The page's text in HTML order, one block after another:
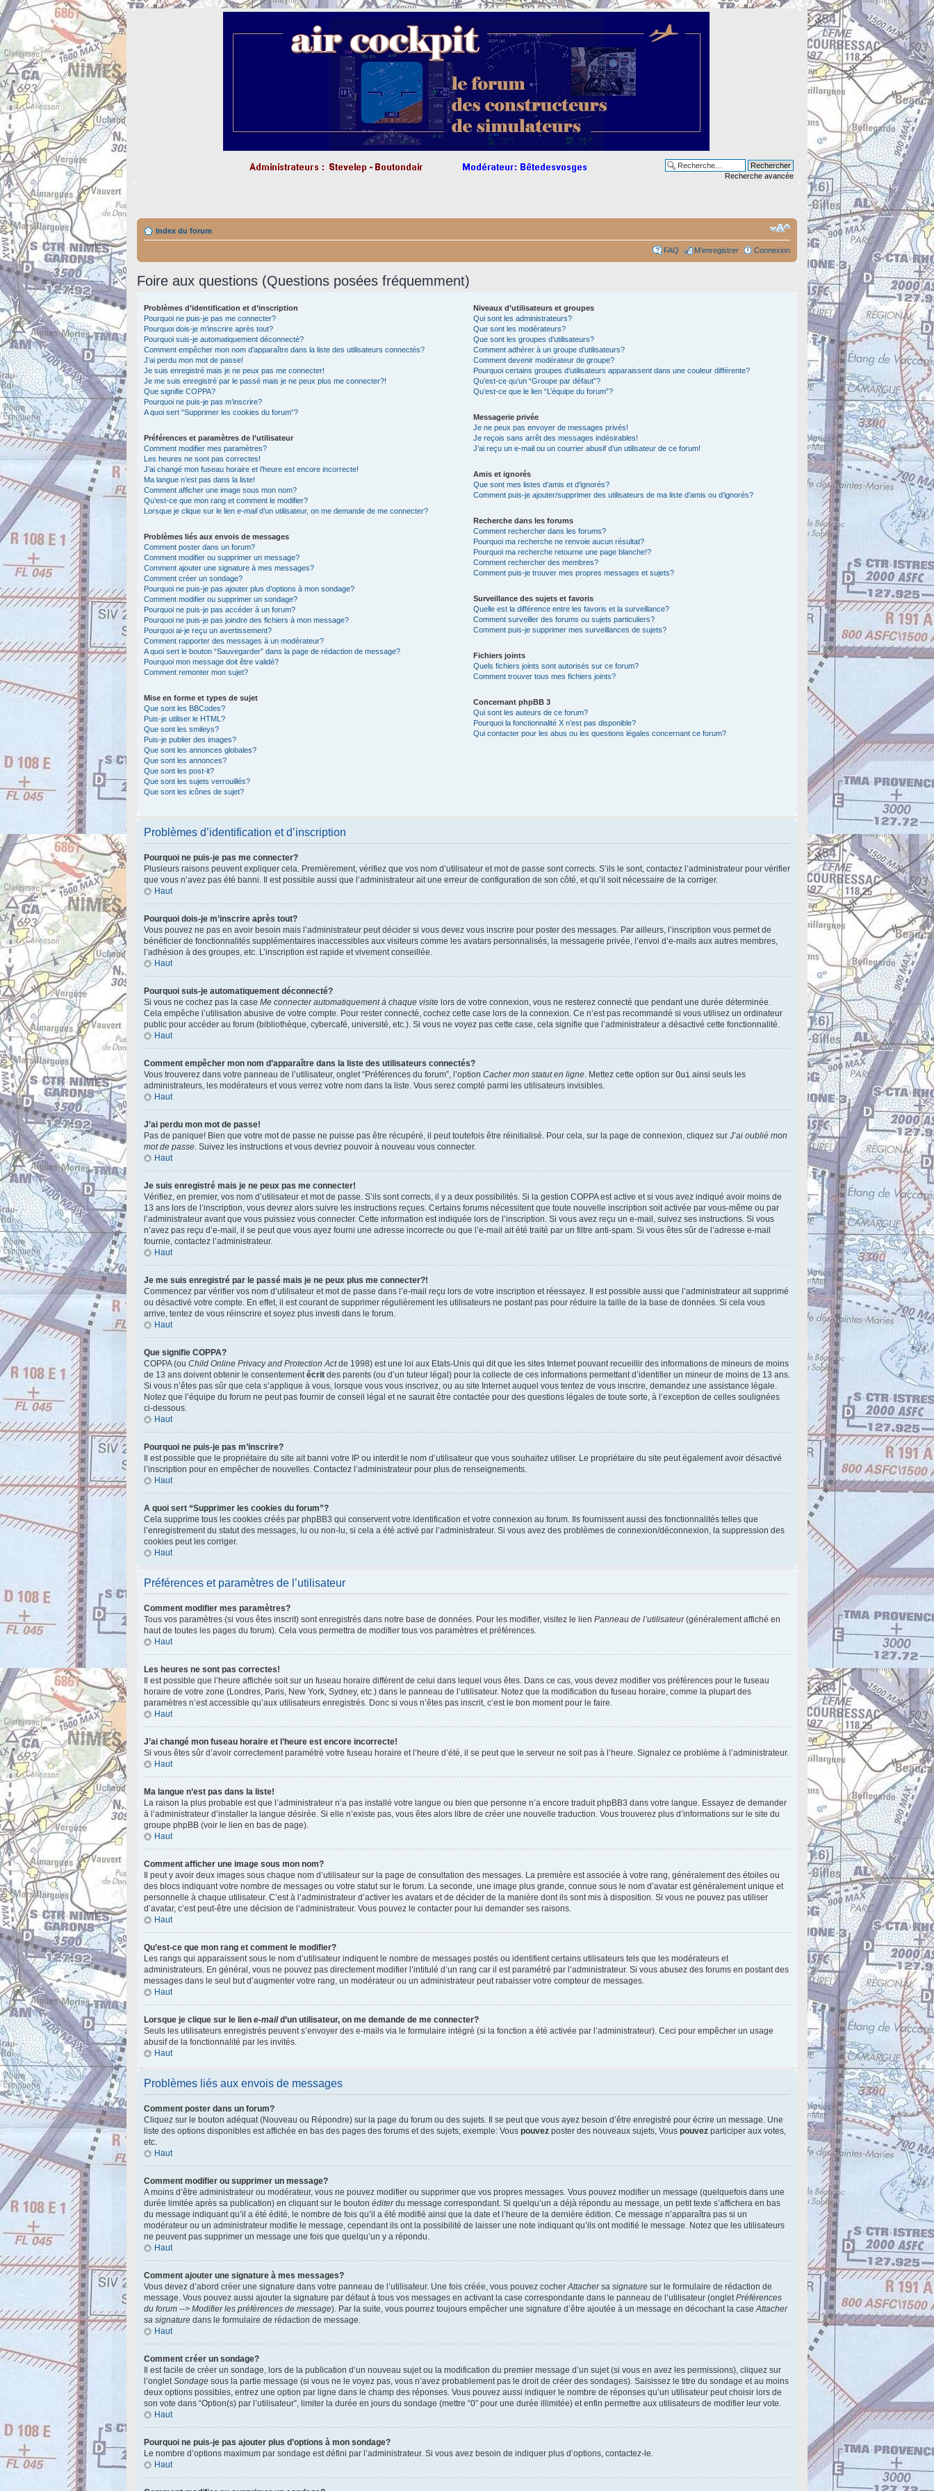
Recherche avancée
Index du forum
FAQ M’enregistrer Connexion
Foire aux questions (Questions posées fréquemment)
Problèmes d’identification et d’inscription
Pourquoi ne puis-je pas me connecter?
Pourquoi dois-je m’inscrire après tout?
Pourquoi suis-je automatiquement déconnecté?
Comment empêcher mon nom d’apparaître dans la liste des utilisateurs connectés?
J’ai perdu mon mot de passe!
Je suis enregistré mais je ne peux pas me connecter!
Je me suis enregistré par le passé mais je ne peux plus me connecter?!
Que signifie COPPA?
Pourquoi ne puis-je pas m’inscrire?
A quoi sert “Supprimer les cookies du forum”?
Préférences et paramètres de l’utilisateur
Comment modifier mes paramètres?
Les heures ne sont pas correctes!
J’ai changé mon fuseau horaire et l’heure est encore incorrecte!
Ma langue n’est pas dans la liste!
Comment afficher une image sous mon nom?
Qu’est-ce que mon rang et comment le modifier?
Lorsque je clique sur le lien e-maild’un utilisateur, on me demande de me connecter?
Problèmes liés aux envois de messages
Comment poster dans un forum?
Comment modifier ou supprimer un message?
Comment ajouter une signature à mes messages?
Comment créer un sondage?
Pourquoi ne puis-je pas ajouter plus d’options à mon sondage?
Comment modifier ou supprimer un sondage?
Pourquoi ne puis-je pas accéder à un forum?
Pourquoi ne puis-je pas joindre des fichiers à mon message?
Pourquoi ai-je reçu un avertissement?
Comment rapporter des messages à un modérateur?
A quoi sert le bouton “Sauvegarder” dans la page de rédaction de message?
Pourquoi mon message doit être validé?
Comment remonter mon sujet?
Mise en forme et types de sujet
Que sont les BBCodes?
Puis-je utiliser le HTML?
Que sont les smileys?
Puis-je publier des images?
Que sont les annonces globales?
Que sont les annonces?
Que sont les post-it?
Que sont les sujets verrouillés?
Que sont les icônes de sujet?
Niveaux d’utilisateurs et groupes
Qui sont les administrateurs?
Que sont les modérateurs?
Que sont les groupes d’utilisateurs?
Comment adhérer à un groupe d’utilisateurs?
Comment devenir modérateur de groupe?
Pourquoi certains groupes d’utilisateurs apparaissent dans une couleur différente?
Qu’est-ce qu’un “Groupe par défaut”?
Qu’est-ce que le lien “L’équipe du forum”?
Messagerie privée
Je ne peux pas envoyer de messages privés!
Je reçois sans arrêt des messages indésirables!
J’ai reçu un e-mail ou un courrier abusif d’un utilisateur de ce forum!
Amis et ignorés
Que sont mes listes d’amis et d’ignorés?
Comment puis-je ajouter/supprimer des utilisateurs de ma liste d’amis ou d’ignorés?
Recherche dans les forums
Comment rechercher dans les forums?
Pourquoi ma recherche ne renvoie aucun résultat?
Pourquoi ma recherche retourne une page blanche!?
Comment rechercher des membres?
Comment puis-je trouver mes propres messages et sujets?
Surveillance des sujets et favoris
Quelle est la différence entre les favoris et la surveillance?
Comment surveiller des forums ou sujets particuliers?
Comment puis-je supprimer mes surveillances de sujets?
Fichiers joints
Quels fichiers joints sont autorisés sur ce forum?
Comment trouver tous mes fichiers joints?
Concernant phpBB 3
Qui sont les auteurs de ce forum?
Pourquoi la fonctionnalité X n’est pas disponible?
Qui contacter pour les abus ou les questions légales concernant ce forum?
Problèmes d’identification et d’inscription
Pourquoi ne puis-je pas me connecter?
Plusieurs raisons peuvent expliquer cela. Premièrement, vérifiez que vos nom d’utilisateur et mot de passe sont corrects. S’ils le sont, contactez l’administrateur pour vérifier
que vous n’avez pas été banni. Il est possible aussi que l’administrateur ait une erreur de configuration de son côté, et qu’il soit nécessaire de la corriger.
Haut
Pourquoi dois-je m’inscrire après tout?
Vous pouvez ne pas en avoir besoin mais l’administrateur peut décider si vous devez vous inscrire pour poster des messages. Par ailleurs, l’inscription vous permet de
bénéficier de fonctionnalités supplémentaires inaccessibles aux visiteurs comme les avatars personnalisés, la messagerie privée, l’envoi d’e-mails aux autres membres,
l’adhésion à des groupes, etc. L’inscription est rapide et vivement conseillée.
Haut
Pourquoi suis-je automatiquement déconnecté?
Si vous ne cochez pas la case Me connecter automatiquement à chaque visite lors de votre connexion, vous ne resterez connecté que pendant une durée déterminée.
Cela empêche l’utilisation abusive de votre compte. Pour rester connecté, cochez cette case lors de la connexion. Ce n’est pas recommandé si vous utilisez un ordinateur
public pour accéder au forum (bibliothèque, cybercafé, université, etc.). Si vous ne voyez pas cette case, cela signifie que l’administrateur a désactivé cette fonctionnalité.
Haut
Comment empêcher mon nom d’apparaître dans la liste des utilisateurs connectés?
Vous trouverez dans votre panneau de l’utilisateur, onglet “Préférences du forum”, l’option Cacher mon statut en ligne. Mettez cette option sur Oui ainsi seuls les
administrateurs, les modérateurs et vous verrez votre nom dans la liste. Vous serez compté parmi les utilisateurs invisibles.
Haut
J’ai perdu mon mot de passe!
Pas de panique! Bien que votre mot de passe ne puisse pas être récupéré, il peut toutefois être réinitialisé. Pour cela, sur la page de connexion, cliquez sur J’ai oublié mon
mot de passe. Suivez les instructions et vous devriez pouvoir à nouveau vous connecter.
Haut
Je suis enregistré mais je ne peux pas me connecter!
Vérifiez, en premier, vos nom d’utilisateur et mot de passe. S’ils sont corrects, il y a deux possibilités. Si la gestion COPPA est active et si vous avez indiqué avoir moins de
13 ans lors de l’inscription, vous devrez alors suivre les instructions reçues. Certains forums nécessitent que toute nouvelle inscription soit activée par vous-même ou par
l’administrateur avant que vous puissiez vous connecter. Cette information est indiquée lors de l’inscription. Si vous avez reçu un e-mail, suivez ses instructions. Si vous
n’avez pas reçu d’e-mail, il se peut que vous ayez fourni une adresse incorrecte ou que l’e-mail ait été traité par un filtre anti-spam. Si vous êtes sûr de l’adresse e-mail
fournie, contactez l’administrateur.
Haut
Je me suis enregistré par le passé mais je ne peux plus me connecter?!
Commencez par vérifier vos nom d’utilisateur et mot de passe dans l’e-mail reçu lors de votre inscription et réessayez. Il est possible aussi que l’administrateur ait supprimé
ou désactivé votre compte. En effet, il est courant de supprimer régulièrement les utilisateurs ne postant pas pour réduire la taille de la base de données. Si cela vous
arrive, tentez de vous réinscrire et soyez plus investi dans le forum.
Haut
Que signifie COPPA?
COPPA (ou Child Online Privacy and Protection Actde 1998) est une loi aux Etats-Unis qui dit que les sites Internet pouvant recueillir des informations de mineurs de moins
de 13 ans doivent obtenir le consentementécrit des parents (ou d’un tuteur légal) pour la collecte de ces informations permettant d’identifier un mineur de moins de 13 ans.
Si vous n’êtes pas sûr que cela s’applique à vous, lorsque vous vous inscrivez, ou au site Internet auquel vous tentez de vous inscrire, demandez une assistance légale.
Notez que l’équipe du forum ne peut pas fournir de conseil légal et ne saurait être contactée pour des questions légales de toute sorte, à l’exception de celles soulignées
ci-dessous.
Haut
Pourquoi ne puis-je pas m’inscrire?
Il est possible que le propriétaire du site ait banni votre IP ou interdit le nom d’utilisateur que vous souhaitez utiliser. Le propriétaire du site peut également avoir désactivé
l’inscription pour en empêcher de nouvelles. Contactez l’administrateur pour plus de renseignements.
Haut
A quoi sert “Supprimer les cookies du forum”?
Cela supprime tous les cookies créés par phpBB3 qui conservent votre identification et votre connexion au forum. Ils fournissent aussi des fonctionnalités telles que
l’enregistrement du statut des messages, lu ou non-lu, si cela a été activé par l’administrateur. Si vous avez des problèmes de connexion/déconnexion, la suppression des
cookies peut les corriger.
Haut
Préférences et paramètres de l’utilisateur
Comment modifier mes paramètres?
Tous vos paramètres (si vous êtes inscrit) sont enregistrés dans notre base de données. Pour les modifier, visitez le lien Panneau de l’utilisateur(généralement affiché en
haut de toutes les pages du forum). Cela vous permettra de modifier tous vos paramètres et préférences.
Haut
Les heures ne sont pas correctes!
Il est possible que l’heure affichée soit sur un fuseau horaire différent de celui dans lequel vous êtes. Dans ce cas, vous devez modifier vos préférences pour le fuseau
horaire de votre zone (Londres, Paris, New York, Sydney, etc.) dans le panneau de l’utilisateur. Notez que la modification du fuseau horaire, comme la plupart des
paramètres n’est accessible qu’aux utilisateurs enregistrés. Donc si vous n’êtes pas inscrit, c’est le bon moment pour le faire.
Haut
J’ai changé mon fuseau horaire et l’heure est encore incorrecte!
Si vous êtes sûr d’avoir correctement paramétré votre fuseau horaire et l’heure d’été, il se peut que le serveur ne soit pas à l’heure. Signalez ce problème à l’administrateur.
Haut
Ma langue n’est pas dans la liste!
La raison la plus probable est que l’administrateur n’a pas installé votre langue ou bien que personne n’a encore traduit phpBB3 dans votre langue. Essayez de demander
à l’administrateur d’installer la langue désirée. Si elle n’existe pas, vous êtes alors libre de créer une nouvelle traduction. Vous trouverez plus d’informations sur le site du
groupe phpBB (voir le lien en bas de page).
Haut
Comment afficher une image sous mon nom?
Il peut y avoir deux images sous chaque nom d’utilisateur sur la page de consultation des messages. La première est associée à votre rang, généralement des étoiles ou
des blocs indiquant votre nombre de messages ou votre statut sur le forum. La seconde, une image plus grande, connue sous le nom d’avatar est généralement unique et
personnelle à chaque utilisateur. C’est à l’administrateur d’activer les avatars et de décider de la manière dont ils sont mis à disposition. Si vous ne pouvez pas utiliser
d’avatar, c’est peut-être une décision de l’administrateur. Vous pouvez le contacter pour lui demander ses raisons.
Haut
Qu’est-ce que mon rang et comment le modifier?
Les rangs qui apparaissent sous le nom d’utilisateur indiquent le nombre de messages postés ou identifient certains utilisateurs tels que les modérateurs et
administrateurs. En général, vous ne pouvez pas directement modifier l’intitulé d’un rang car il est paramétré par l’administrateur. Si vous abusez des forums en postant des
messages dans le seul but d’augmenter votre rang, un modérateur ou un administrateur peut rabaisser votre compteur de messages.
Haut
Lorsque je clique sur le lien e-maild’un utilisateur, on me demande de me connecter?
Seuls les utilisateurs enregistrés peuvent s’envoyer des e-mails via le formulaire intégré (si la fonction a été activée par l’administrateur). Ceci pour empêcher un usage
abusif de la fonctionnalité par les invités.
Haut
Problèmes liés aux envois de messages
Comment poster dans un forum?
Cliquez sur le bouton adéquat (Nouveau ou Répondre) sur la page du forum ou des sujets. Il se peut que vous ayez besoin d’être enregistré pour écrire un message. Une
liste des options disponibles est affichée en bas des pages des forums et des sujets, exemple: Vous pouvez poster des nouveaux sujets, Vous pouvez participer aux votes,
etc.
Haut
Comment modifier ou supprimer un message?
A moins d’être administrateur ou modérateur, vous ne pouvez modifier ou supprimer que vos propres messages. Vous pouvez modifier un message (quelquefois dans une
durée limitée après sa publication) en cliquant sur le bouton éditerdu message correspondant. Si quelqu’un a déjà répondu au message, un petit texte s’affichera en bas
du message indiquant qu’il a été édité, le nombre de fois qu’il a été modifié ainsi que la date et l’heure de la dernière édition. Ce message n’apparaîtra pas si un
modérateur ou un administrateur modifie le message, cependant ils ont la possibilité de laisser une note indiquant qu’ils ont modifié le message. Notez que les utilisateurs
ne peuvent pas supprimer un message une fois que quelqu’un y a répondu.
Haut
Comment ajouter une signature à mes messages?
Vous devez d’abord créer une signature dans votre panneau de l’utilisateur. Une fois créée, vous pouvez cocherAttacher sa signature sur le formulaire de rédaction de
message. Vous pouvez aussi ajouter la signature par défaut à tous vos messages en activant la case correspondante dans le panneau de l’utilisateur (ongletPréférences
du forum --> Modifier les préférences de message). Par la suite, vous pourrez toujours empêcher une signature d’être ajoutée à un message en décochant la caseAttacher
sa signature dans le formulaire de rédaction de message.
Haut
Comment créer un sondage?
Il est facile de créer un sondage, lors de la publication d’un nouveau sujet ou la modification du premier message d’un sujet (si vous en avez les permissions), cliquez sur
l’ongletSondage sous la partie message (si vous ne le voyez pas, vous n’avez probablement pas le droit de créer des sondages). Saisissez le titre du sondage et au moins
deux options possibles, entrez une option par ligne dans le champ des réponses. Vous pouvez aussi indiquer le nombre de réponses qu’un utilisateur peut choisir lors de
son vote dans “Option(s) par l’utilisateur”, limiter la durée en jours du sondage (mettre “0” pour une durée illimitée) et enfin permettre aux utilisateurs de modifier leur vote.
Haut
Pourquoi ne puis-je pas ajouter plus d’options à mon sondage?
Le nombre d’options maximum par sondage est défini par l’administrateur. Si vous avez besoin de indiquer plus d’options, contactez-le.
Haut